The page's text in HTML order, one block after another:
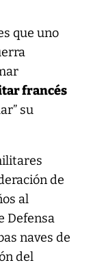
que uno
francés
su
de
al
Defensa
naves de
del